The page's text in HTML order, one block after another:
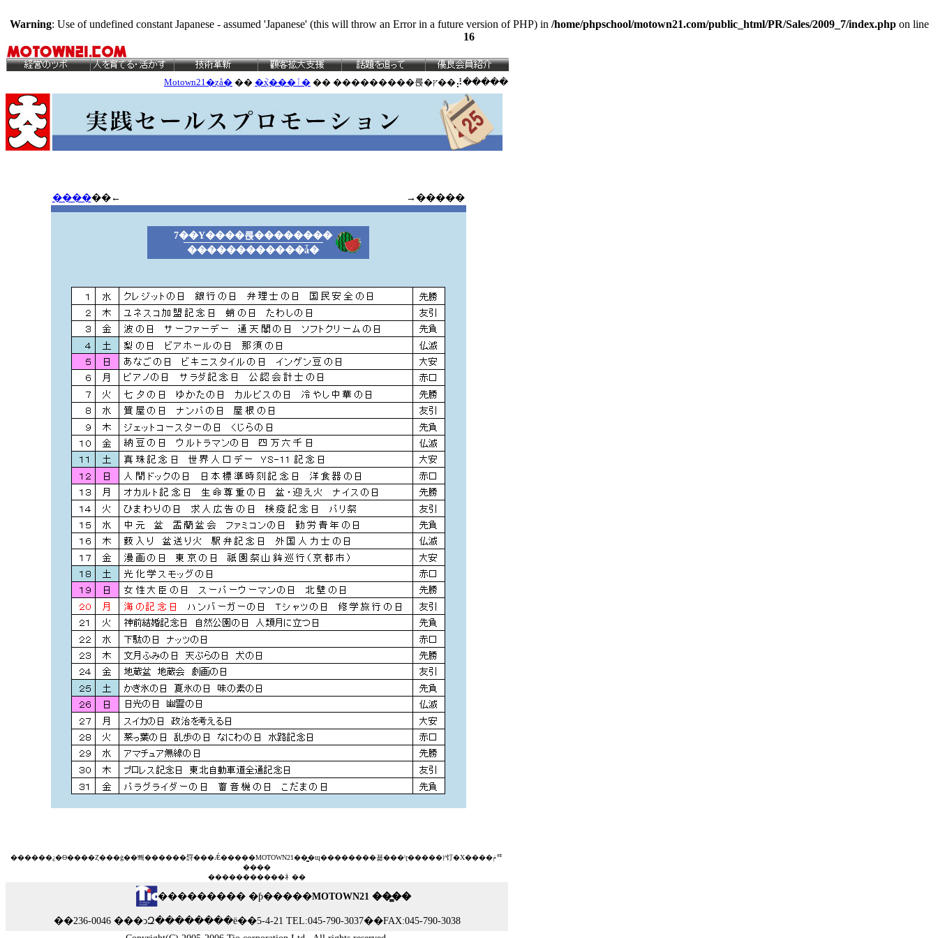
Warning: Use of undefined constant Japanese - assumed 'Japanese' (this will throw an Error in a future version of PHP) in /home/phpschool/motown21.com/public_html/PR/Sales/2009_7/index.phpon line
16
Motown21�ȥå� �� �ܵҳ���ٱ� �� ���������륹�ץ��⡼�����
������← →�����
7��Υ����륹��������
������������ǡ�
������¿�Ѳ����Ȥ���ġ��뽸������罸���Ǽ�����MOTOWN21��̳�ɰ��������꾦���ˡɽ�����ץ饤�Х����ݥꥷ
����
�����������礻 ��
��������� �ƥ�����MOTOWN21 ��̳��
��236-0046 ���ͻԶ��������ë��5-4-21 TEL:045-790-3037��FAX:045-790-3038